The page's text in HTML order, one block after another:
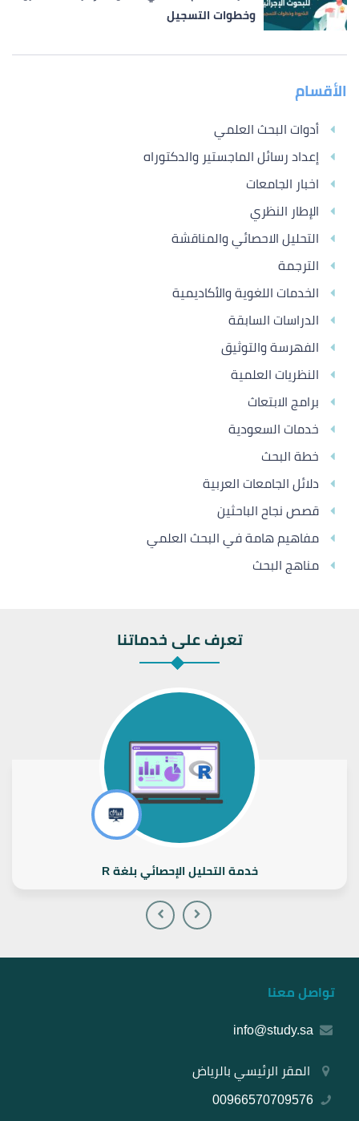
وخطوات التسجيل
الأقسام
أدوات البحث العلمي
إعداد رسائل الماجستير والدكتوراه
اخبار الجامعات
الإطار النظري
التحليل الاحصائي والمناقشة
الترجمة
الخدمات اللغوية والأكاديمية
الدراسات السابقة
الفهرسة والتوثيق
النظريات العلمية
برامج الابتعاث
خدمات السعودية
خطة البحث
دلائل الجامعات العربية
قصص نجاح الباحثين
مفاهيم هامة في البحث العلمي
مناهج البحث
تعرف على خدماتنا
خدمة التحليل الإحصائي بلغة R
تواصل معنا
info@study.sa
المقر الرئيسي بالرياض
00966570709576